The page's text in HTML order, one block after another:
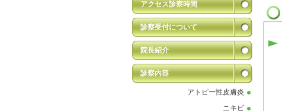
アクセス診察時間
診察受付について
院長紹介
診察内容
アトピー性皮膚炎
ニキビ